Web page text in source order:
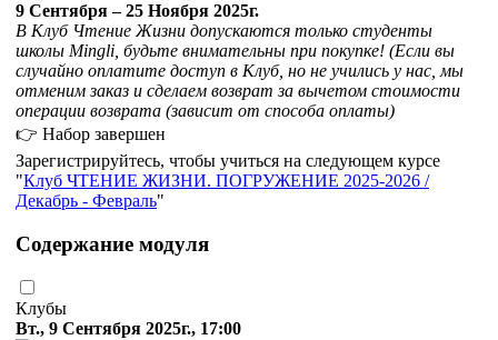
9 Сентября – 25 Ноября 2025г.
В Клуб Чтение Жизни допускаются только студенты
школы Mingli, будьте внимательны при покупке! (Если вы
случайно оплатите доступ в Клуб, но не учились у нас, мы
отменим заказ и сделаем возврат за вычетом стоимости
операции возврата (зависит от способа оплаты)
👉 Набор завершен
Зарегистрируйтесь, чтобы учиться на следующем курсе
Клуб ЧТЕНИЕ ЖИЗНИ. ПОГРУЖЕНИЕ 2025-2026 /
Декабрь - Февраль
Содержание модуля
Клубы
Вт., 9 Сентября 2025г., 17:00